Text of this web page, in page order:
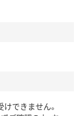
できません。